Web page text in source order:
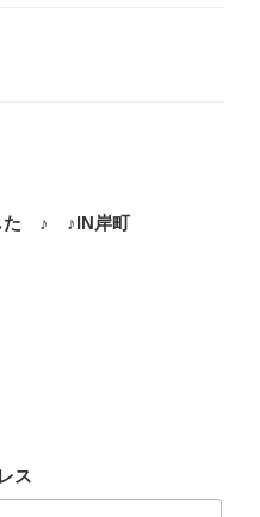
た ♪ ♪IN岸町
ス